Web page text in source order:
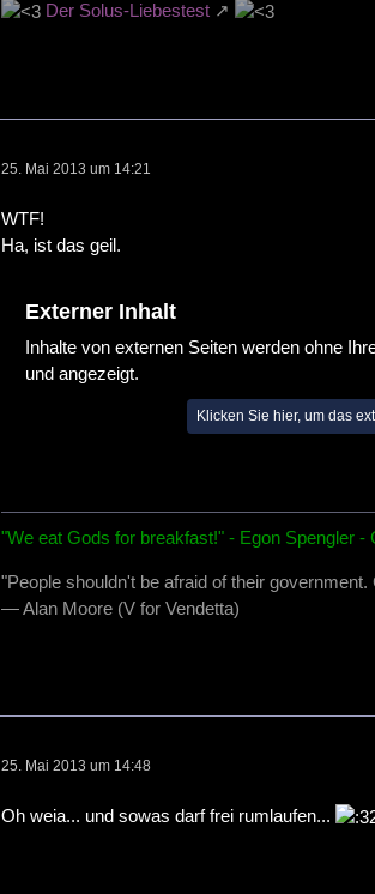
Der Solus-Liebestest
25. Mai 2013 um 14:21
WTF!
Ha, ist das geil.
Externer Inhalt
Inhalte von externen Seiten werden ohne
und angezeigt.
Klicken Sie hier, um das
"We eat Gods for breakfast!" - Egon Spengler
"People shouldn't be afraid of their
— Alan Moore (V for Vendetta)
25. Mai 2013 um 14:48
Oh weia... und sowas darf frei rumlaufen...